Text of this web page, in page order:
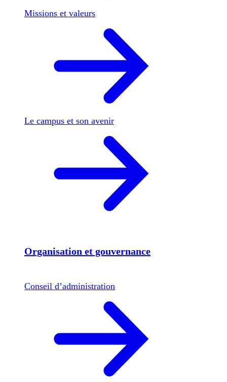
Missions et valeurs
Le campus et son avenir
Organisation et gouvernance
Conseil d’administration